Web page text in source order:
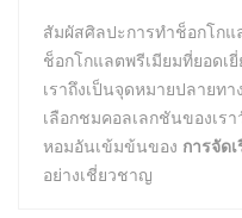
สัมผัสศิลปะการทำช็อกโก
ช็อกโกแลตพรีเมียมที่ยอดเ
เราถึงเป็นจุดหมายปลายท
เลือกชมคอลเลกชันของเ
หอมอันเข้มข้นของ การจัด
อย่างเชี่ยวชาญ